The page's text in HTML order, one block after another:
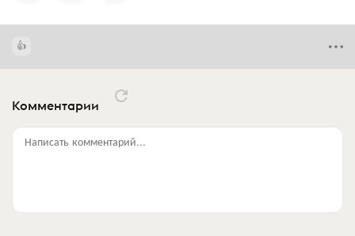
Комментарии
Написать комментарий...